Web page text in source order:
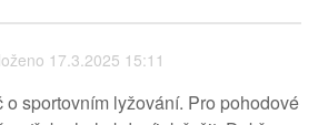
17.3.2025 15:11
o sportovním lyžování. Pro pohodové